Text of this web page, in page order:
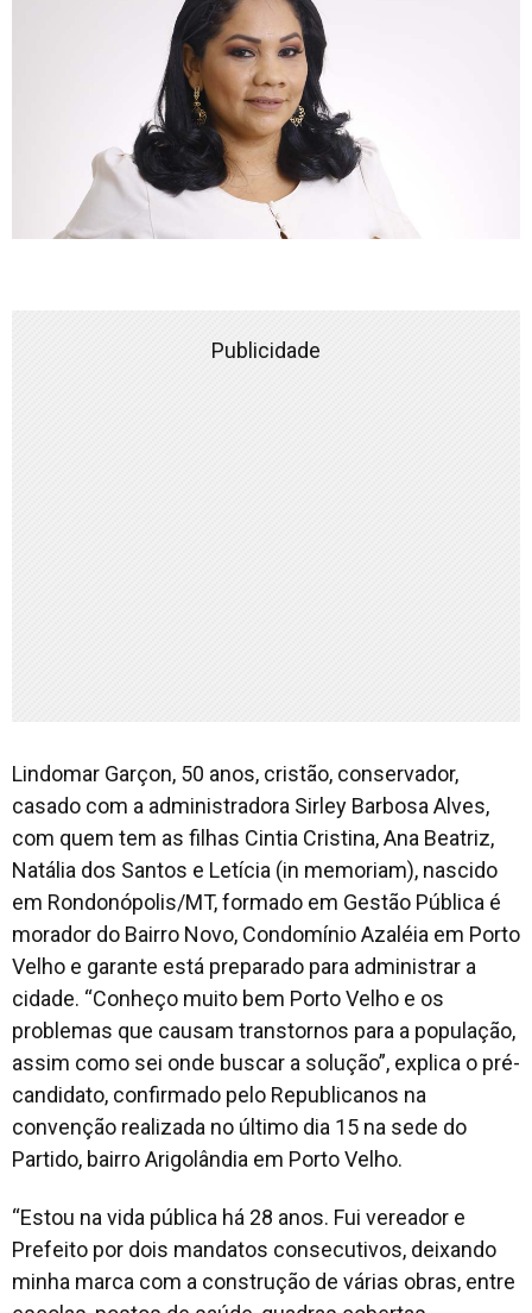
Publicidade
Lindomar Garçon, 50 anos, cristão, conservador,
casado com a administradora Sirley Barbosa Alves,
com quem tem as filhas Cintia Cristina, Ana Beatriz,
Natália dos Santos e Letícia (in memoriam), nascido
em Rondonópolis/MT, formado em Gestão Pública é
morador do Bairro Novo, Condomínio Azaléia em Porto
Velho e garante está preparado para administrar a
cidade. “Conheço muito bem Porto Velho e os
problemas que causam transtornos para a população,
assim como sei onde buscar a solução”, explica o pré-
candidato, confirmado pelo Republicanos na
convenção realizada no último dia 15 na sede do
Partido, bairro Arigolândia em Porto Velho.
“Estou na vida pública há 28 anos. Fui vereador e
Prefeito por dois mandatos consecutivos, deixando
minha marca com a construção de várias obras, entre